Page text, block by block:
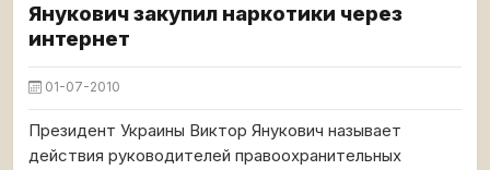
Янукович закупил наркотики через
интернет
01-07-2010
Президент Украины Виктор Янукович называет
действия руководителей правоохранительных